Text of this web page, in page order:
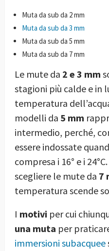
Muta da sub da 2 mm
Muta da sub da 3 mm
Muta da sub da 5 mm
Muta da sub da 7 mm
Le mute da 2 e 3 mm
stagioni più calde e in
temperatura
modelli da 5 mm
intermedio, perché,
essere indossate
compresa i 16° e i
scegliere le mute da 7
temperatura scende
I motivi per cui
una muta per
immersioni subacquee